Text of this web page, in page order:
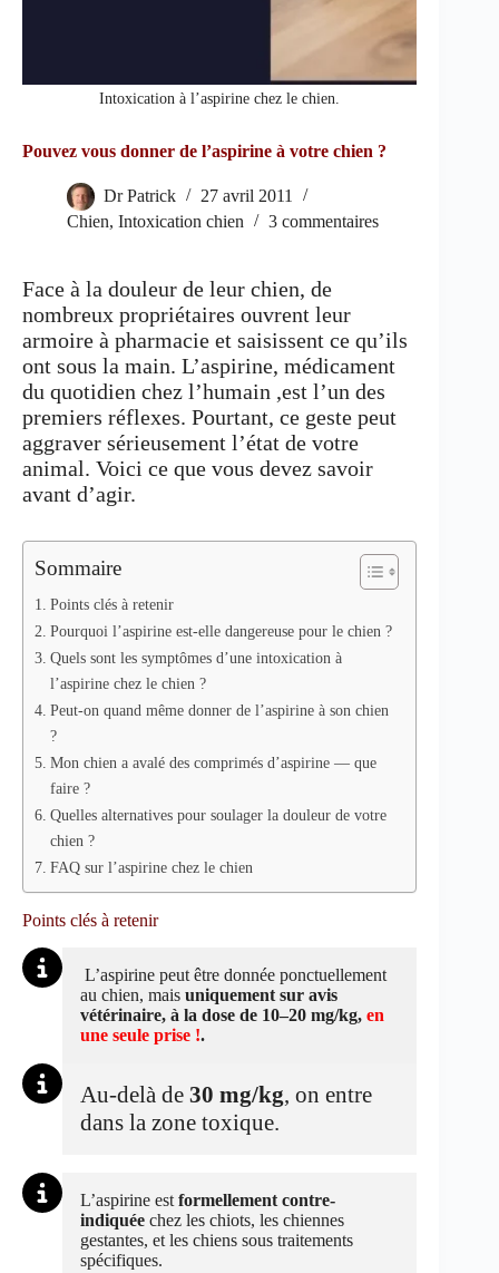
Intoxication à l’aspirine chez le chien.
Pouvez vous donner de l’aspirine à votre chien ?
Dr Patrick
27 avril 2011
Chien, Intoxication chien 3 commentaires
Face à la douleur de leur chien, de
nombreux propriétaires ouvrent leur
armoire à pharmacie et saisissent ce qu’ils
ont sous la main. L’aspirine, médicament
du quotidien chez l’humain ,est l’un des
premiers réflexes. Pourtant, ce geste peut
aggraver sérieusement l’état de votre
animal. Voici ce que vous devez savoir
avant d’agir.
Sommaire
Points clés à retenir
Pourquoi l’aspirine est-elle dangereuse pour le chien ?
Quels sont les symptômes d’une intoxication à
l’aspirine chez le chien ?
Peut-on quand même donner de l’aspirine à son chien
?
Mon chien a avalé des comprimés d’aspirine — que
faire ?
Quelles alternatives pour soulager la douleur de votre
chien ?
FAQ sur l’aspirine chez le chien
Points clés à retenir
L’aspirine peut être donnée ponctuellement
au chien, mais uniquement sur avis
vétérinaire, à la dose de 10–20 mg/kg, en
une seule prise !.
Au-delà de 30 mg/kg, on entre
dans la zone toxique.
L’aspirine est formellement contre-
indiquée chez les chiots, les chiennes
gestantes, et les chiens sous traitements
spécifiques.